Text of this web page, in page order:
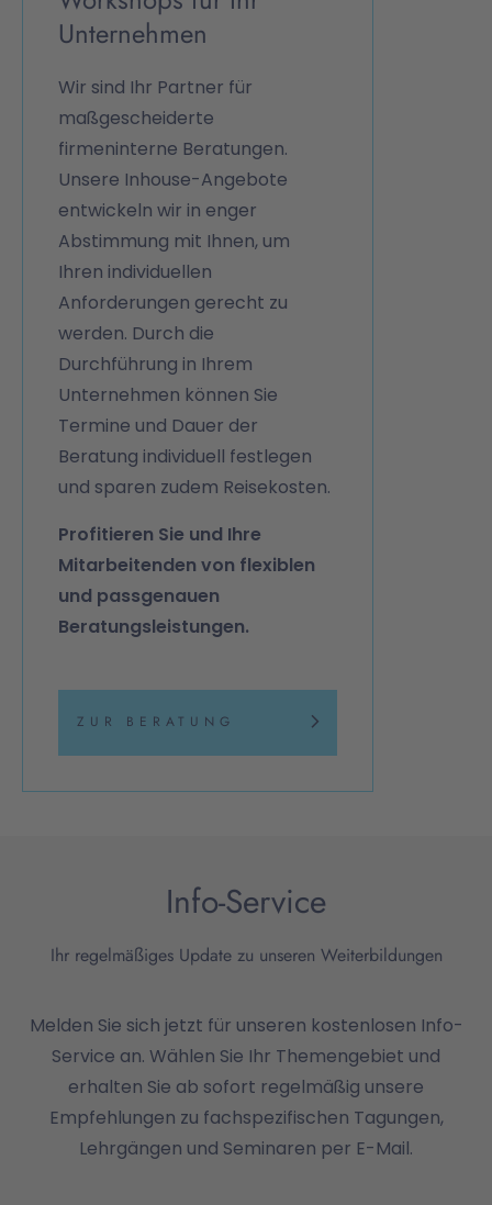
Unternehmen
Wir sind Ihr Partner für
maßgescheiderte
firmeninterne Beratungen.
Unsere Inhouse-Angebote
entwickeln wir in enger
Abstimmung mit Ihnen, um
Ihren individuellen
Anforderungen gerecht zu
werden. Durch die
Durchführung in Ihrem
Unternehmen können Sie
Termine und Dauer der
Beratung individuell festlegen
und sparen zudem Reisekosten.
Profitieren Sie und Ihre
Mitarbeitenden von flexiblen
und passgenauen
Beratungsleistungen.
ZUR BERATUNG
Info-Service
Ihr regelmäßiges Update zu unseren Weiterbildungen
Melden Sie sich jetzt für unseren kostenlosen Info-
Service an. Wählen Sie Ihr Themengebiet und
erhalten Sie ab sofort regelmäßig unsere
Empfehlungen zu fachspezifischen Tagungen,
Lehrgängen und Seminaren per E-Mail.